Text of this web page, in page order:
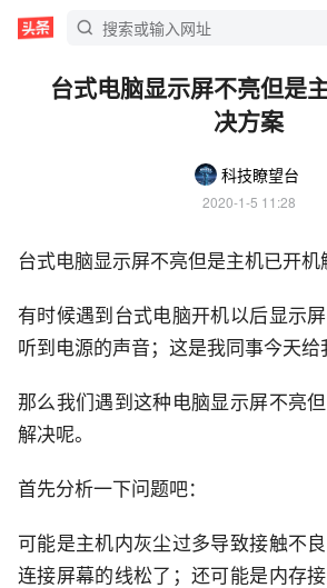
台式电脑显示屏不亮但是
决方案
科技瞭望台
2020-1-5 11:28
台式电脑显示屏不亮但是主机已开机
有时候遇到台式电脑开机以后显示
听到电源的声音；这是我同事今天给
那么我们遇到这种电脑显示屏不亮
解决呢。
首先分析一下问题吧：
可能是主机内灰尘过多导致接触不
连接屏幕的线松了；还可能是内存接